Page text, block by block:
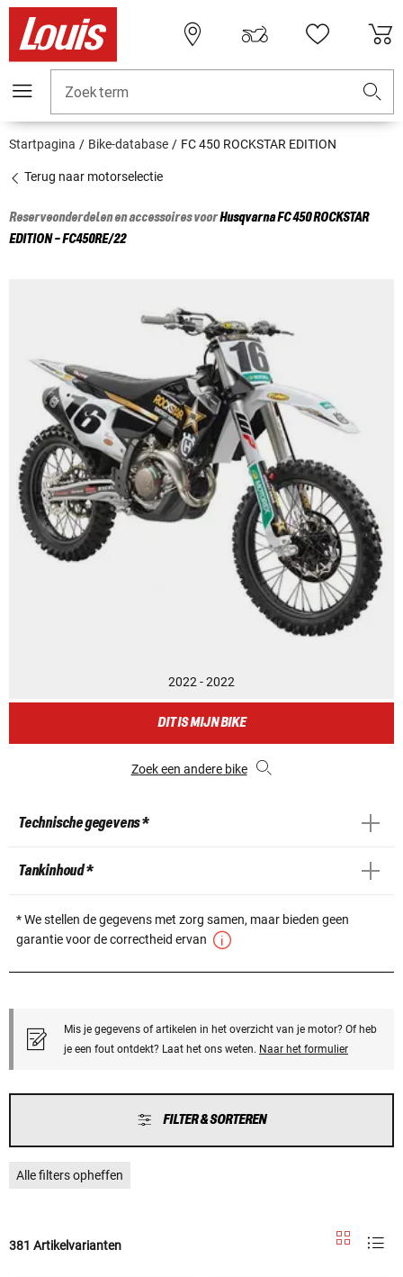
Zoekterm
Startpagina Bike-database FC 450 ROCKSTAR EDITION
Terug naar motorselectie
Reserveonderdelen en accessoires voorHusqvarnaFC 450 ROCKSTAR
EDITION - FC450RE/22
2022 - 2022
DIT IS MIJN BIKE
Zoek een andere bike
Technische gegevens *
Tankinhoud *
* We stellen de gegevens met zorg samen, maar bieden geen
garantie voor de correctheid ervan
Mis je gegevens of artikelen in het overzicht van je motor? Of heb
je een fout ontdekt? Laat het ons weten. Naar het formulier
FILTER & SORTEREN
Alle filters opheffen
381 Artikelvarianten